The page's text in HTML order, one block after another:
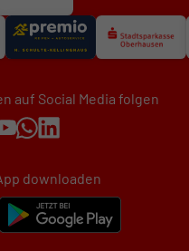
auf Social Media folgen
downloaden